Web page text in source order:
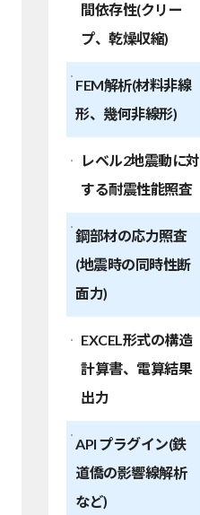
間依存性(クリー
プ、乾燥収縮)
FEM解析(材料非線
形、幾何非線形)
レベル2地震動に対
する耐震性能照査
鋼部材の応力照査
(地震時の同時性断
面力)
EXCEL形式の構造
計算書、電算結果
出力
API プラグイン(鉄
道僑の影響線解析
など)